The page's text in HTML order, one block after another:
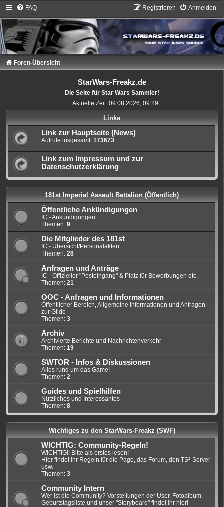
FAQ Anmelden
Registrieren
Foren-Übersicht
StarWars-Freakz.de
Die Seite für Star Wars Sammler!
Aktuelle Zeit: 09.08.2026, 09:29
Links
Link zur Hauptseite (News)
Aufrufe insgesamt: 173673
Link zum Impressum und zur
Datenschutzerklärung
181st Imperial Assault Battalion (Öffentlich)
Öffentliche Ankündigungen
IC - Ankündigungen
Themen: 9
Die Mitglieder des 181st
IC - Übersicht/Personalakten
Themen: 28
Anfragen und Anträge
IC - Offizieller "Posteingang" & Platz für Bewerbungen etc.
Themen: 21
OOC - Anfragen und Informationen
Öffentlicher Bereich, Allgemeine Informationen und Anfragen
zur Gilde
Themen: 3
Archiv
Archivierte Berichte und Nachrichtenverkehr
Themen: 19
SWTOR - Infos & Diskussionen
Alles rund um das Game!
Themen: 2
Guides und Spielhilfen
Nützliches und Interessantes
Themen: 8
Wichtiges zu den StarWars-Freakz (SWF)
WICHTIG: Community-Regeln!
WICHTIG!! Bitte als erstes lesen!
Hier findet ihr Regeln für die Page, das Forum, den TS²-Server
usw.
Themen: 3
Community Intern
Wer ist die Community? Vorstellungen der User, Fotoalbum,
Geburtstagsliste und unser "Storyboard" findet ihr hier!